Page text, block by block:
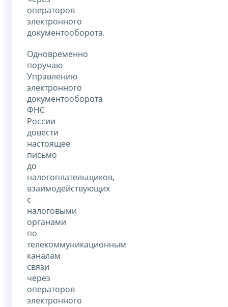
операторов
электронного
документооборота.
Одновременно
поручаю
Управлению
электронного
документооборота
ФНС
России
довести
настоящее
письмо
до
налогоплательщиков,
взаимодействующих
с
налоговыми
органами
по
телекоммуникационным
каналам
связи
через
операторов
электронного